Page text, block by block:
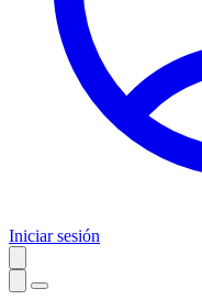
Iniciar sesión